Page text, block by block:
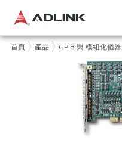
首頁 產品 GPIB 與 模組化儀器